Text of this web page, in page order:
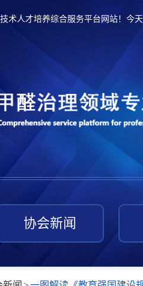
术人才培养综合服务平台网站！今
协会新闻